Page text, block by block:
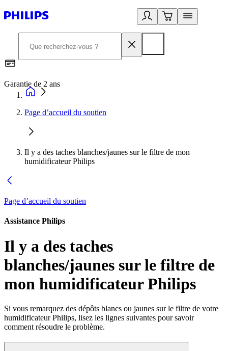
Garantie de 2 ans
Page d’accueil du soutien
Il y a des taches blanches/jaunes sur le filtre de mon
humidificateur Philips
Page d’accueil du soutien
Assistance Philips
Il y a des taches
blanches/jaunes sur le filtre de
mon humidificateur Philips
Si vous remarquez des dépôts blancs ou jaunes sur le filtre de votre
humidificateur Philips, lisez les lignes suivantes pour savoir
comment résoudre le problème.